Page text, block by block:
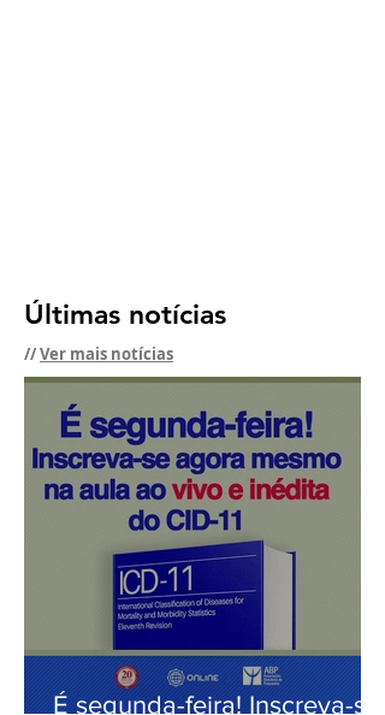
Últimas notícias
//Ver mais notícias
É segunda-feira! Inscreva-se